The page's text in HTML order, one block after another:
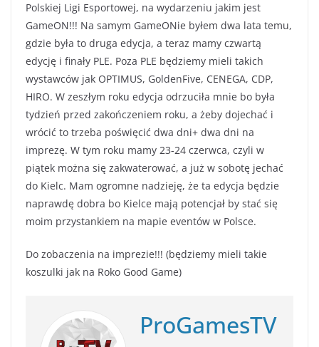
Polskiej Ligi Esportowej, na wydarzeniu jakim jest
GameON!!! Na samym GameONie byłem dwa lata temu,
gdzie była to druga edycja, a teraz mamy czwartą
edycję i finały PLE. Poza PLE będziemy mieli takich
wystawców jak OPTIMUS, GoldenFive, CENEGA, CDP,
HIRO. W zeszłym roku edycja odrzuciła mnie bo była
tydzień przed zakończeniem roku, a żeby dojechać i
wrócić to trzeba poświęcić dwa dni+ dwa dni na
imprezę. W tym roku mamy 23-24 czerwca, czyli w
piątek można się zakwaterować, a już w sobotę jechać
do Kielc. Mam ogromne nadzieję, że ta edycja będzie
naprawdę dobra bo Kielce mają potencjał by stać się
moim przystankiem na mapie eventów w Polsce.
Do zobaczenia na imprezie!!! (będziemy mieli takie
koszulki jak na Roko Good Game)
ProGamesTV